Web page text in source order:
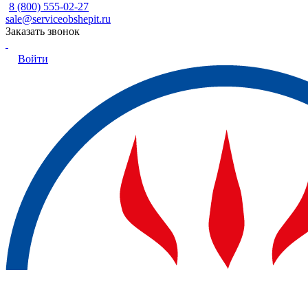
8 (800) 555-02-27
sale@serviceobshepit.ru
Заказать звонок
Войти